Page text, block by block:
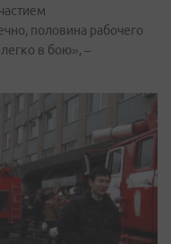
половина рабочего
в бою», –